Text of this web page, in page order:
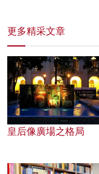
更多精采文章
皇后像廣場之格局